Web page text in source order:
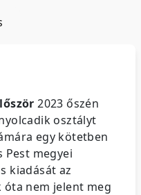
2023 őszén
osztályt
egy kötetben
Pest megyei
kiadását az
nem jelent meg